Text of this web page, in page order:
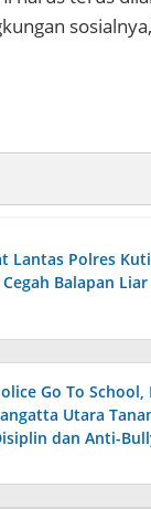
Lantas Polres
Balapan
Go To School,
Utara
dan Anti-